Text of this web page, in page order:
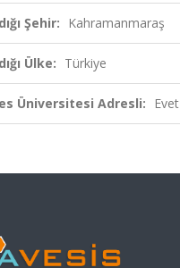
Şehir: Kahramanmaraş
Ülke: Türkiye
Üniversitesi Adresli: Evet